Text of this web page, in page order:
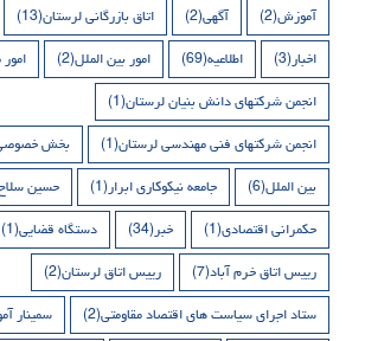
آموزش(2) آگهی(2) اتاق بازرگانی لرستان(13)
اخبار(3) اطلاعیه(69) امور بین الملل(2) امور
انجمن شرکتهای دانش بنیان لرستان(1)
انجمن شرکتهای فنی مهندسی لرستان(1) بخش
بین الملل(6) جامعه نیکوکاری ابرار(1) حسین
حکمرانی اقتصادی(1) خبر(34) دستگاه قضایی(1)
رییس اتاق خرم آباد(7) رییس اتاق لرستان(2)
ستاد اجرای سیاست های اقتصاد مقاومتی(2) سمینار